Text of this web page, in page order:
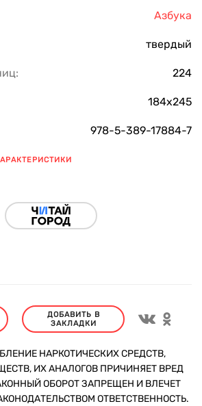
Азбука
твердый
224
184х245
978-5-389-17884-7
ДОБАВИТЬ В
ЗАКЛАДКИ
НАРКОТИЧЕСКИХ СРЕДСТВ,
ИХ АНАЛОГОВ ПРИЧИНЯЕТ ВРЕД
ОБОРОТ ЗАПРЕЩЕН И ВЛЕЧЕТ
ОТВЕТСТВЕННОСТЬ.